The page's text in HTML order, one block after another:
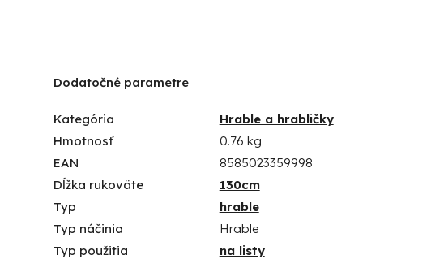
Dodatočné parametre
Kategória
Hrable a hrabličky
Hmotnosť
0.76 kg
EAN
8585023359998
Dĺžka rukoväte
130cm
Typ
hrable
Typ náčinia
Hrable
Typ použitia
na listy